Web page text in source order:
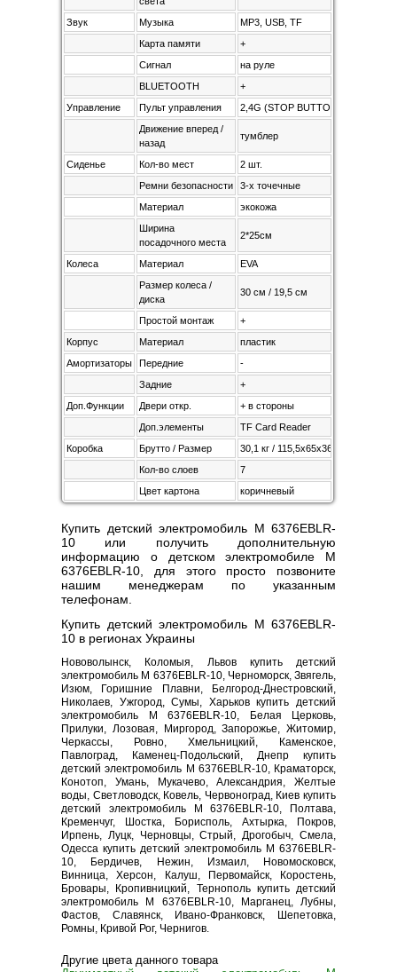
Звук
Музыка
MP3, USB, TF
Карта памяти
+
Сигнал
на руле
BLUETOOTH
+
Управление
Пульт управления
2,4G (STOP BUTTON)
Движение вперед /
назад
тумблер
Сиденье Кол-во мест
2 шт.
Ремни безопасности
3-х точечные
Материал
экокожа
Ширина
посадочного места
2*25см
Колеса Материал
EVA
Размер колеса /
диска
30 см / 19,5 см
Простой монтаж
+
Корпус
Материал
пластик
Амортизаторы
Передние
-
Задние
+
Доп.Функции
Двери откр.
+ в стороны
Доп.элементы
TF Card Reader
Коробка
Брутто / Размер
30,1 кг / 115,5х65х36,5 см
Кол-во слоев
7
Цвет картона
коричневый
Купить детский электромобиль M 6376EBLR-
10 или получить дополнительную
информацию о детском электромобиле M
6376EBLR-10, для этого просто позвоните
нашим менеджерам по указанным
телефонам.
Купить детский электромобиль M 6376EBLR-
10 в регионах Украины
Нововолынск, Коломыя, Львов купить детский
электромобиль M 6376EBLR-10, Черноморск, Звягель,
Изюм, Горишние Плавни, Белгород-Днестровский,
Николаев, Ужгород, Сумы, Харьков купить детский
электромобиль M 6376EBLR-10, Белая Церковь,
Прилуки, Лозовая, Миргород, Запорожье, Житомир,
Черкассы, Ровно, Хмельницкий, Каменское,
Павлоград, Каменец-Подольский, Днепр купить
детский электромобиль M 6376EBLR-10, Краматорск,
Конотоп, Умань, Мукачево, Александрия, Желтые
воды, Светловодск, Ковель, Червоноград, Киев купить
детский электромобиль M 6376EBLR-10, Полтава,
Кременчуг, Шостка, Борисполь, Ахтырка, Покров,
Ирпень, Луцк, Черновцы, Стрый, Дрогобыч, Смела,
Одесса купить детский электромобиль M 6376EBLR-
10, Бердичев, Нежин, Измаил, Новомосковск,
Винница, Херсон, Калуш, Первомайск, Коростень,
Бровары, Кропивницкий, Тернополь купить детский
электромобиль M 6376EBLR-10, Марганец, Лубны,
Фастов, Славянск, Ивано-Франковск, Шепетовка,
Ромны, Кривой Рог, Чернигов.
Другие цвета данного товара